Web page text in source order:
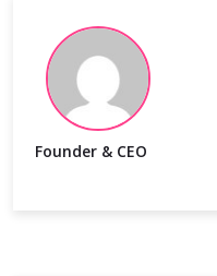
Founder & CEO